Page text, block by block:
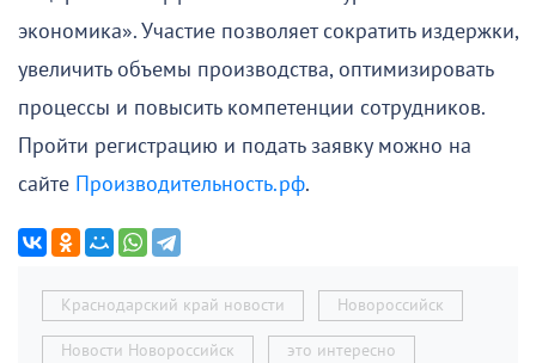
экономика». Участие позволяет сократить издержки,
увеличить объемы производства, оптимизировать
процессы и повысить компетенции сотрудников.
Пройти регистрацию и подать заявку можно на
сайте Производительность.рф.
Краснодарский край новости Новороссийск
Новости Новороссийск это интересно